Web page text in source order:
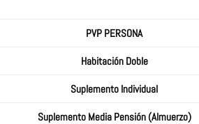
PVP PERSONA
Habitación Doble
Suplemento Individual
Suplemento Media Pensión (Almuerzo)